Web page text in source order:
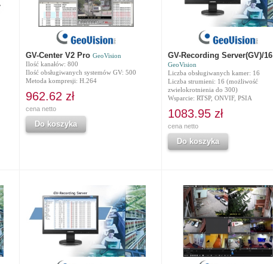
GV-Center V2 Pro GeoVision
Ilość kanałów: 800
Ilość obsługiwanych systemów GV: 500
Metoda kompresji: H.264
962.62 zł
cena netto
Do koszyka
GV-Recording Server(GV)/16
GeoVision
Liczba obsługiwanych kamer: 16
Liczba strumieni: 16 (możliwość
zwielokrotnienia do 300)
Wsparcie: RTSP, ONVIF, PSIA
1083.95 zł
cena netto
Do koszyka